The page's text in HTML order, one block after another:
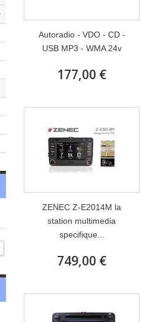
Autoradio - VDO - CD -
USB MP3 - WMA 24v
177,00 €
ZENEC Z-E2014M la
station multimedia
specifique...
749,00 €